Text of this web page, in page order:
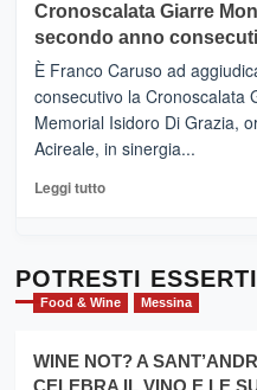
tra
sapori
vicoli
medievali
Mondello
(Palermo)
–
“E
adesso
Pasta
–
Sicilia
l’
evento
per
la
filiera
Cronoscalata Giarre
secondo anno
È Franco Caruso ad
consecutivo la Cronoscalata
Memorial Isidoro Di Grazia,
Acireale, in sinergia...
Leggi tuttoLeggi
Cronoscalata
Giarre
Montesalice
per
POTRESTI
Food & Wine Messina
WINE NOT? A